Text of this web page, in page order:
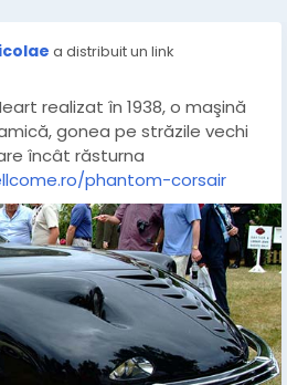
a distribuit un link
realizat în 1938, o maşină
gonea pe străzile vechi
încât răsturna
phantom-corsair